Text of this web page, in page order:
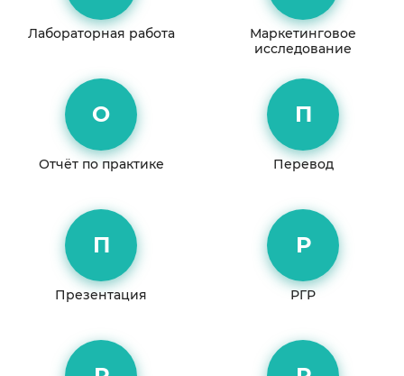
Лабораторная работа
Маркетинговое
исследование
О
Отчёт по практике
П
Перевод
П
Презентация
Р
РГР